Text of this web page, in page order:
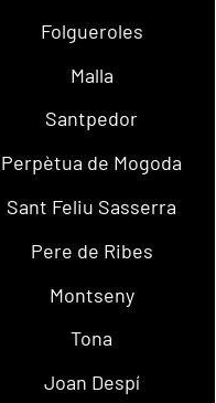
Folgueroles
Malla
Santpedor
Perpètua de Mogoda
Sant Feliu Sasserra
Pere de Ribes
Montseny
Tona
Joan Despí